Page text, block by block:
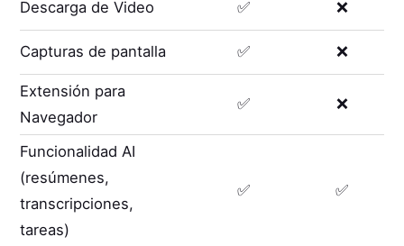
Descarga de Video ✅ ❌
Capturas de pantalla ✅ ❌
Extensión para
Navegador
✅ ❌
Funcionalidad AI
(resúmenes,
transcripciones,
tareas)
✅ ✅